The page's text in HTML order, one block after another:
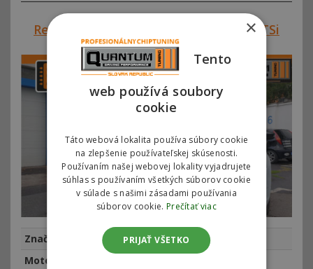
Referencie #00279 – Škoda Rapid 1,2 TSi
81kW
Značka
Škoda
Motor
×
Tento
web používá soubory
cookie
Táto webová lokalita používa súbory cookie
na zlepšenie používateľskej skúsenosti.
Používaním našej webovej lokality vyjadrujete
súhlas s používaním všetkých súborov cookie
v súlade s našimi zásadami používania
súborov cookie. Prečítať viac
PRIJAŤ VŠETKO